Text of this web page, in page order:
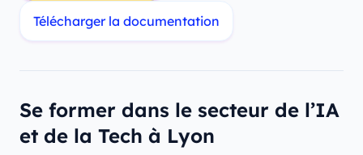
Télécharger la documentation
Se former dans le secteur de l’IA
et de la Tech à Lyon